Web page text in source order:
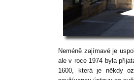
Neméně zajímavé je
ale v roce 1974 byla
1600, která je někdy